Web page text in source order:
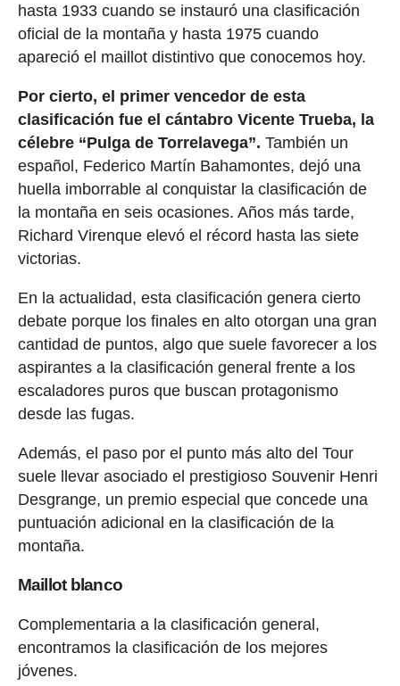
hasta 1933 cuando se instauró una clasificación
oficial de la montaña y hasta 1975 cuando
apareció el maillot distintivo que conocemos hoy.
Por cierto, el primer vencedor de esta
clasificación fue el cántabro Vicente Trueba, la
célebre “Pulga de Torrelavega”. También un
español, Federico Martín Bahamontes, dejó una
huella imborrable al conquistar la clasificación de
la montaña en seis ocasiones. Años más tarde,
Richard Virenque elevó el récord hasta las siete
victorias.
En la actualidad, esta clasificación genera cierto
debate porque los finales en alto otorgan una gran
cantidad de puntos, algo que suele favorecer a los
aspirantes a la clasificación general frente a los
escaladores puros que buscan protagonismo
desde las fugas.
Además, el paso por el punto más alto del Tour
suele llevar asociado el prestigioso Souvenir Henri
Desgrange, un premio especial que concede una
puntuación adicional en la clasificación de la
montaña.
Maillot blanco
Complementaria a la clasificación general,
encontramos la clasificación de los mejores
jóvenes.